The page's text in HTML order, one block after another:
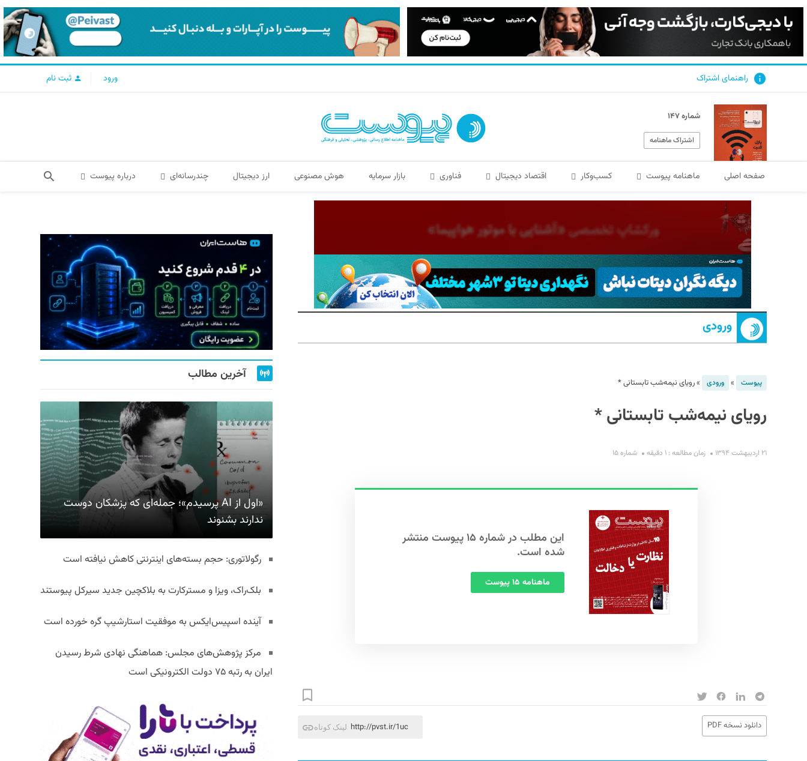
راهنمای اشتراک ورود ثبت نام
شماره ۱۴۷
اشتراک ماهنامه
صفحه اصلی ماهنامه پیوست کسب‌و‌کار اقتصاد دیجیتال فناوری بازار سرمایه هوش مصنوعی ارز دیجیتال چندرسانه‌ای درباره پیوست
ورودی
پیوست » ورودی »رویای نیمه‌شب تابستانی *
رویای نیمه‌شب تابستانی *
۲۱ اردیبهشت ۱۳۹۴ زمان مطالعه : ۱ دقیقه شماره ۱۵
این مطلب در شماره ۱۵ پیوست منتشر
شده است.
ماهنامه ۱۵ پیوست
دانلود نسخه PDF لینک کوتاه http://pvst.ir/1uc
آخرین مطالب
«اول از AI پرسیدم»؛ جمله‌ای که پزشکان دوست
ندارند بشنوند
رگولاتوری: حجم بسته‌های اینترنتی کاهش نیافته است
بلک‌راک، ویزا و مسترکارت به بلاکچین جدید سیرکل پیوستند
آینده اسپیس‌ایکس به موفقیت استارشیپ گره خورده است
مرکز پژوهش‌های مجلس: هماهنگی نهادی شرط رسیدن
ایران به رتبه ۷۵ دولت الکترونیکی است